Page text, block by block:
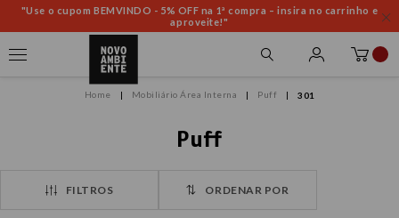
"Use o cupom BEMVINDO - 5% OFF na 1ª compra – insira no carrinho e
aproveite!"
Mobiliário Área Interna Puff 301
Puff
FILTROS ORDENAR POR